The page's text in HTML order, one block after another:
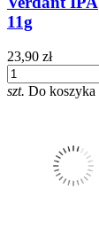
11g
23,90 zł
szt. Do koszyka